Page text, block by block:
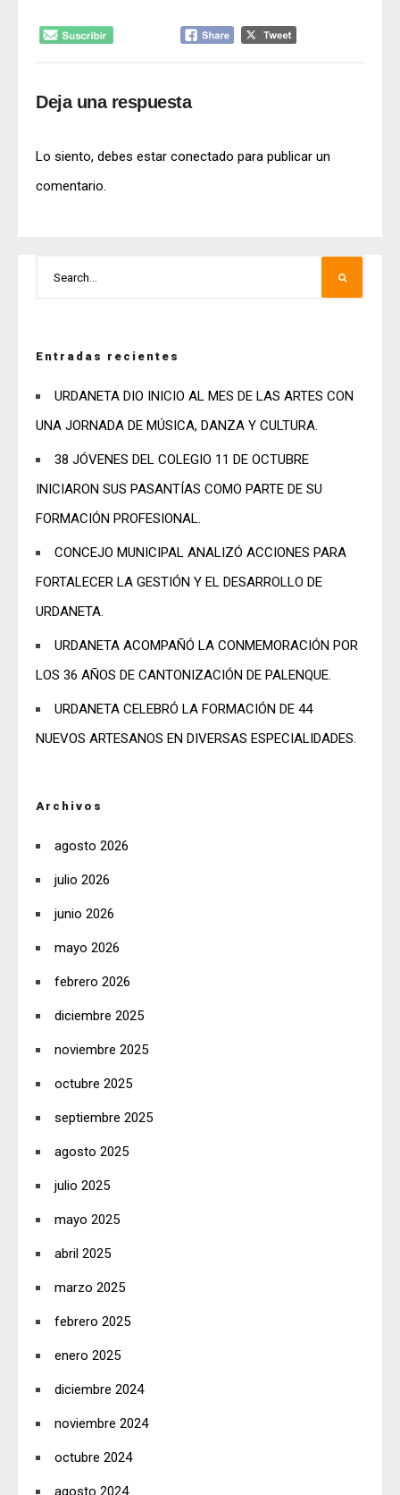
Deja una respuesta
Lo siento, debes estar conectado para publicar un
comentario.
Entradas recientes
URDANETA DIO INICIO AL MES DE LAS ARTES CON
UNA JORNADA DE MÚSICA, DANZA Y CULTURA.
38 JÓVENES DEL COLEGIO 11 DE OCTUBRE
INICIARON SUS PASANTÍAS COMO PARTE DE SU
FORMACIÓN PROFESIONAL.
CONCEJO MUNICIPAL ANALIZÓ ACCIONES PARA
FORTALECER LA GESTIÓN Y EL DESARROLLO DE
URDANETA.
URDANETA ACOMPAÑÓ LA CONMEMORACIÓN POR
LOS 36 AÑOS DE CANTONIZACIÓN DE PALENQUE.
URDANETA CELEBRÓ LA FORMACIÓN DE 44
NUEVOS ARTESANOS EN DIVERSAS ESPECIALIDADES.
Archivos
agosto 2026
julio 2026
junio 2026
mayo 2026
febrero 2026
diciembre 2025
noviembre 2025
octubre 2025
septiembre 2025
agosto 2025
julio 2025
mayo 2025
abril 2025
marzo 2025
febrero 2025
enero 2025
diciembre 2024
noviembre 2024
octubre 2024
agosto 2024